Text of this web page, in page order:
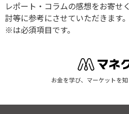
レポート・コラムの感想をお寄せ
討等に参考にさせていただきます。
※は必須項目です。
お金を学び、マーケットを